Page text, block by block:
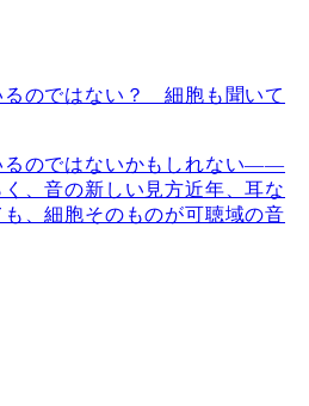
るのではない？ 細胞も聞いて
るのではないかもしれない――
、音の新しい見方近年、耳な
、細胞そのものが可聴域の音